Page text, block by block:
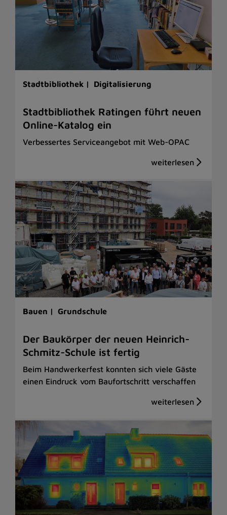
Stadtbibliothek | Digitalisierung
Stadtbibliothek Ratingen führt neuen
Online-Katalog ein
Verbessertes Serviceangebot mit Web-OPAC
Bauen | Grundschule
Der Baukörper der neuen Heinrich-
Schmitz-Schule ist fertig
Beim Handwerkerfest konnten sich viele Gäste
einen Eindruck vom Baufortschritt verschaffen